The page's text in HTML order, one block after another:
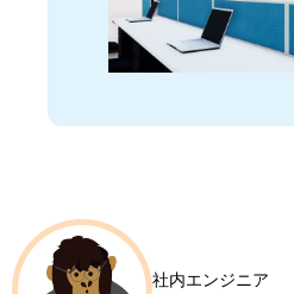
社内エンジニア